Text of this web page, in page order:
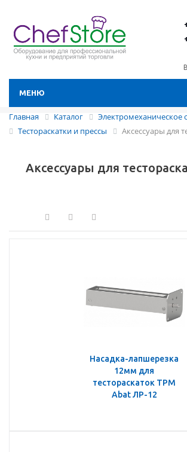
МЕНЮ
Главная Каталог
Электромеханическое
Тестораскатки и прессы
Аксессуары для
Аксессуары для
Насадка-лапшерезка
12мм для
тестораскаток ТРМ
Abat ЛР-12